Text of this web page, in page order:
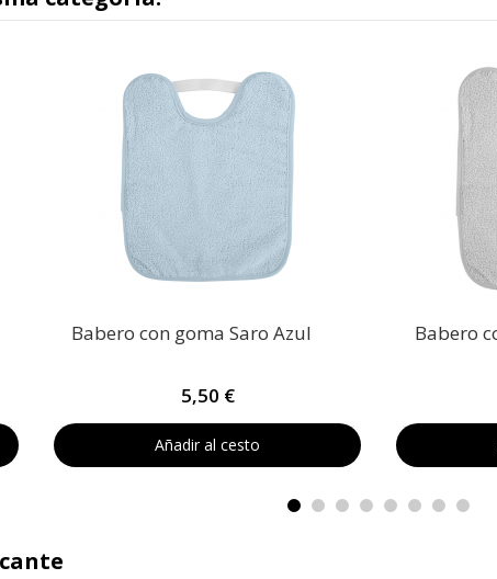
Babero con goma Saro Azul
5,50 €
Añadir al cesto
Babero